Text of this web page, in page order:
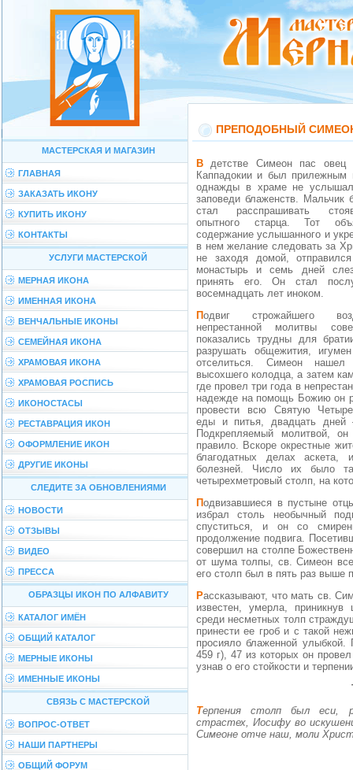
МАСТЕРСКАЯ И МАГАЗИН
ГЛАВНАЯ
ЗАКАЗАТЬ ИКОНУ
КУПИТЬ ИКОНУ
КОНТАКТЫ
УСЛУГИ МАСТЕРСКОЙ
МЕРНАЯ ИКОНА
ИМЕННАЯ ИКОНА
ВЕНЧАЛЬНЫЕ ИКОНЫ
СЕМЕЙНАЯ ИКОНА
ХРАМОВАЯ ИКОНА
ХРАМОВАЯ РОСПИСЬ
ИКОНОСТАСЫ
РЕСТАВРАЦИЯ ИКОН
ОФОРМЛЕНИЕ ИКОН
ДРУГИЕ ИКОНЫ
СЛЕДИТЕ ЗА ОБНОВЛЕНИЯМИ
НОВОСТИ
ОТЗЫВЫ
ВИДЕО
ПРЕССА
ОБРАЗЦЫ ИКОН ПО АЛФАВИТУ
КАТАЛОГ ИМЁН
ОБЩИЙ КАТАЛОГ
МЕРНЫЕ ИКОНЫ
ИМЕННЫЕ ИКОНЫ
СВЯЗЬ С МАСТЕРСКОЙ
ВОПРОС-ОТВЕТ
НАШИ ПАРТНЕРЫ
ОБЩИЙ ФОРУМ
ПРЕПОДОБНЫЙ
В детстве Симеон пас овец своего отца в
Каппадокии и был прилежным
однажды в храме не услышал
заповеди блаженств. Мальчик
стал расспрашивать
опытного старца. Тот
содержание услышанного и
в нем желание следовать за
не заходя домой,
монастырь и семь дней
принять его. Он стал
восемнадцать лет иноком.
Подвиг строжайшего воздержания и
непрестанной молитвы
показались трудны для
разрушать общежития,
отселиться. Симеон
высохшего колодца, а затем
где провел три года в
надежде на помощь Божию он
провести всю Святую
еды и питья, двадцать
Подкрепляемый молитвой,
правило. Вскоре окрестные
благодатных делах аскета,
болезней. Число их было
четырехметровый столп, на
Подвизавшиеся в пустыне отцы решили проверить, не в прелести ли тот, кто
избрал столь необычный
спуститься, и он со
продолжение подвига.
совершил на столпе
от шума толпы, св. Симеон
его столп был в пять раз выше
Рассказывают, что мать св. Симеона, нашедшая своего сына, когда он уже стал
известен, умерла,
среди несметных толп
принести ее гроб и с такой
просияло блаженной улыбкой.
459 г), 47 из которых он
узнав о его стойкости и
Терпения столп был еси, ревновавый праотцем, преподобне, Иову во
страстех, Иосифу во
Симеоне отче наш, моли